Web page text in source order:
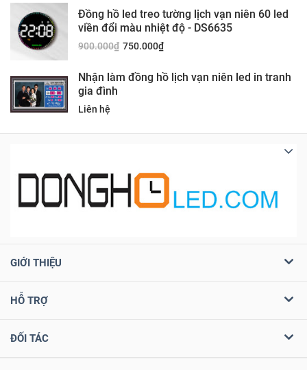
Đồng hồ led treo tường lịch vạn niên 60 led
viền đổi màu nhiệt độ - DS6635
900.000₫ 750.000₫
Nhận làm đồng hồ lịch vạn niên led in tranh
gia đình
Liên hệ
GIỚI THIỆU
HỖ TRỢ
ĐỐI TÁC